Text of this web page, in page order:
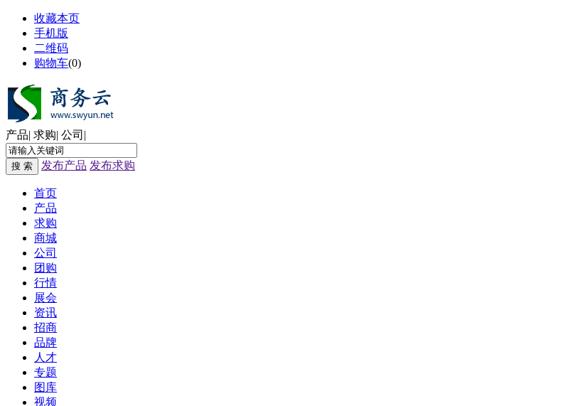
收藏本页
手机版
二维码
购物车(0)
产品| 求购| 公司 |
搜 索 发布产品 发布求购
首页
产品
求购
商城
公司
团购
行情
展会
资讯
招商
品牌
人才
专题
图库
视频